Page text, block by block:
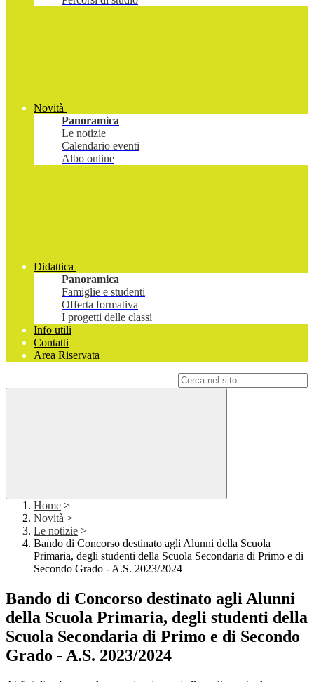
Novità
Panoramica
Le notizie
Calendario eventi
Albo online
Didattica
Panoramica
Famiglie e studenti
Offerta formativa
I progetti delle classi
Info utili
Contatti
Area Riservata
Home >
Novità >
Le notizie >
Bando di Concorso destinato agli Alunni della Scuola
Primaria, degli studenti della Scuola Secondaria di Primo e di
Secondo Grado - A.S. 2023/2024
Bando di Concorso destinato agli Alunni
della Scuola Primaria, degli studenti della
Scuola Secondaria di Primo e di Secondo
Grado - A.S. 2023/2024